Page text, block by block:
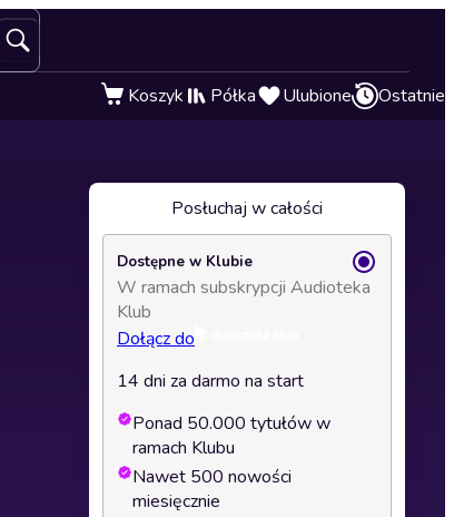
Koszyk Półka Ulubione Ostatnie
Posłuchaj w całości
Dostępne w Klubie
W ramach subskrypcji Audioteka
Klub
Dołącz do
14 dni za darmo na start
Ponad 50.000 tytułów w
ramach Klubu
Nawet 500 nowości
miesięcznie